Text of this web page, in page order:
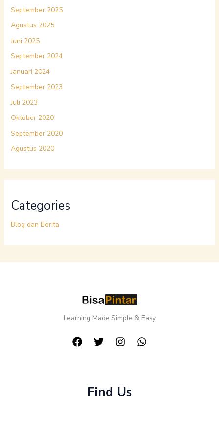
September 2025
Agustus 2025
Juni 2025
September 2024
Januari 2024
September 2023
Juli 2023
Oktober 2020
September 2020
Agustus 2020
Categories
Blog dan Berita
Learning Made Simple & Easy
Find Us